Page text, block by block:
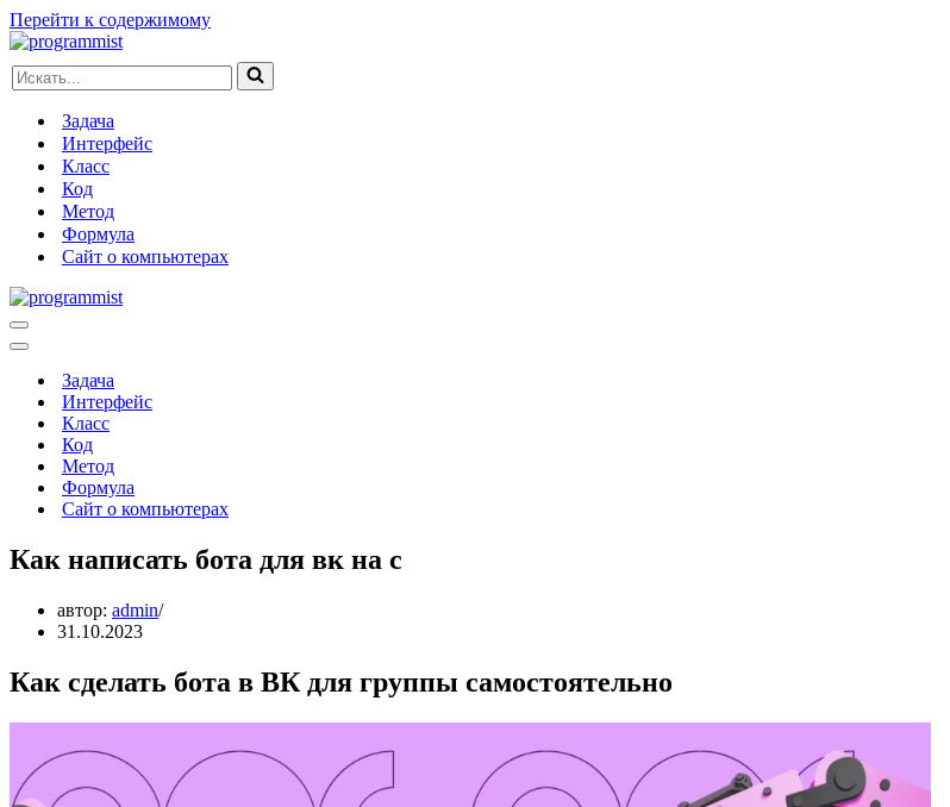
Перейти к содержимому
Искать...
Задача
Интерфейс
Класс
Код
Метод
Формула
Сайт о компьютерах
Меню
навигации
Меню
навигацииЗадача
Интерфейс
Класс
Код
Метод
Формула
Сайт о компьютерах
Как написать бота для вк на c
автор: admin
31.10.2023
Как сделать бота в ВК для группы самостоятельно